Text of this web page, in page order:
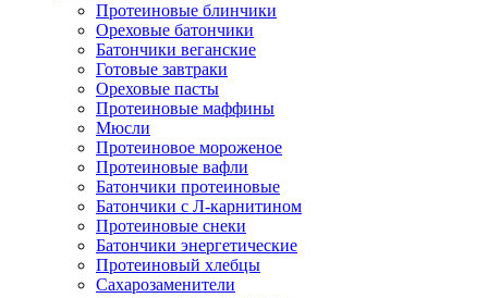
Протеиновые блинчики
Ореховые батончики
Батончики веганские
Готовые завтраки
Ореховые пасты
Протеиновые маффины
Мюсли
Протеиновое мороженое
Протеиновые вафли
Батончики протеиновые
Батончики с Л-карнитином
Протеиновые снеки
Батончики энергетические
Протеиновый хлебцы
Сахарозаменители